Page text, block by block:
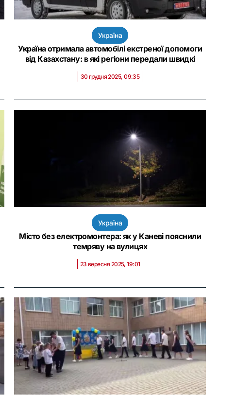
Україна
Україна отримала автомобілі екстреної допомоги
від Казахстану: в які регіони передали швидкі
30 грудня 2025, 09:35
Україна
Місто без електромонтера: як у Каневі пояснили
темряву на вулицях
23 вересня 2025, 19:01